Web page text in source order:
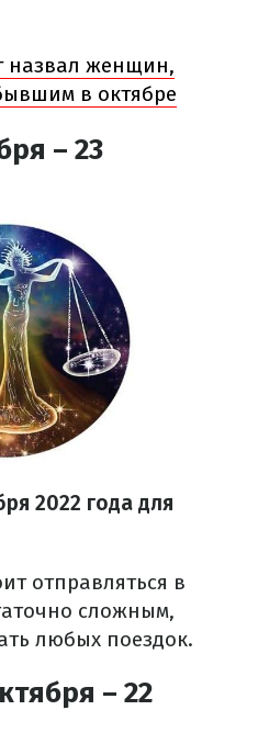
назвал женщин,
в октябре
– 23
2022 года для
отправляться в
сложным,
любых поездок.
– 22